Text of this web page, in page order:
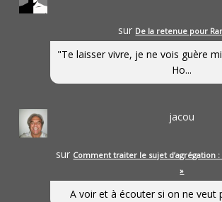
sur De la retenue pour
"Te laisser vivre, je ne vois guère
Ho...
jacou
sur Comment traiter le sujet d’agrégation
»
A voir et à écouter si on ne veut